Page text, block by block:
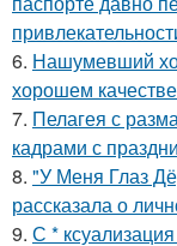
6. Нашумевший
хорошем
7. Пелагея с
кадрами с
8. "У Меня Глаз
рассказала о
9. С *